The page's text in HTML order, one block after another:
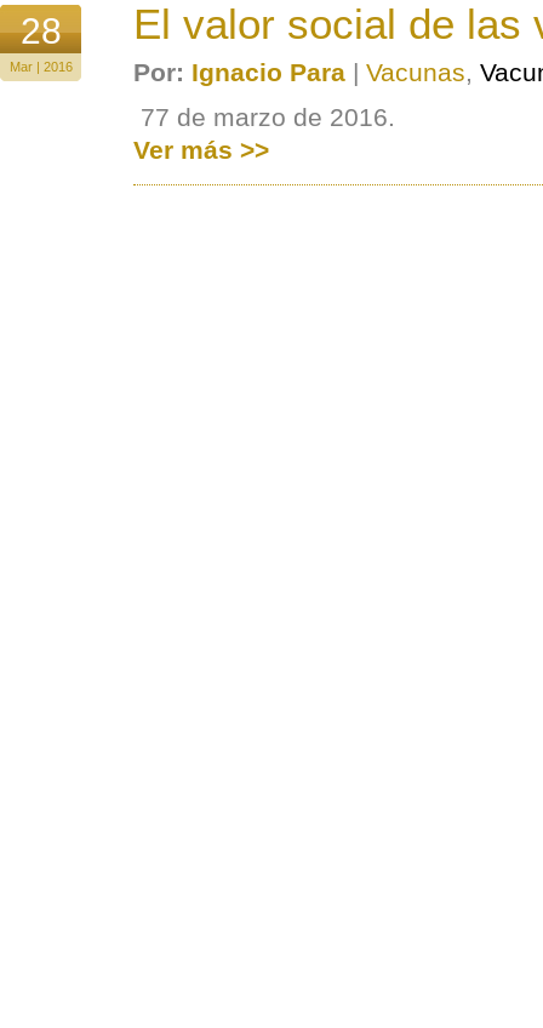
28
Mar | 2016
El valor social de las
Por: Ignacio Para | Vacunas,
77 de marzo de 2016.
Ver más >>